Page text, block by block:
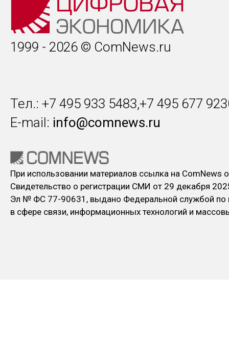
1999 - 2026 © ComNews.ru
Тел.: +7 495 933 5483,+7 495 677
E-mail: info@comnews.ru
При использовании материалов ссылка на ComNews
Свидетельство о регистрации СМИ от 29 декабря
Эл № ФC 77-90631, выдано Федеральной службой по
в сфере связи, информационных технологий и